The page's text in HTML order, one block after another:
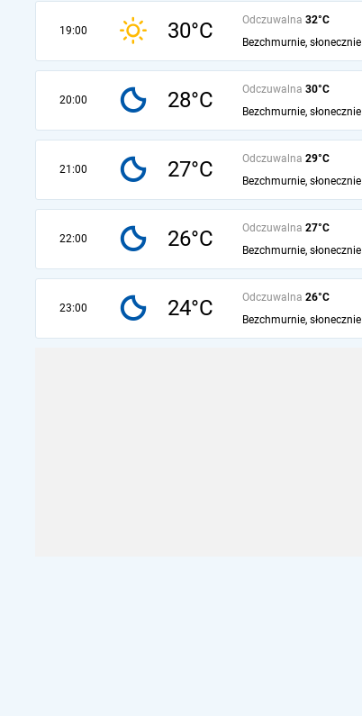
19:00 30°C Odczuwalna 32°C
Bezchmurnie, słonecznie
20:00 28°C Odczuwalna 30°C
Bezchmurnie, słonecznie
21:00 27°C Odczuwalna 29°C
Bezchmurnie, słonecznie
22:00 26°C Odczuwalna 27°C
Bezchmurnie, słonecznie
23:00 24°C Odczuwalna 26°C
Bezchmurnie, słonecznie